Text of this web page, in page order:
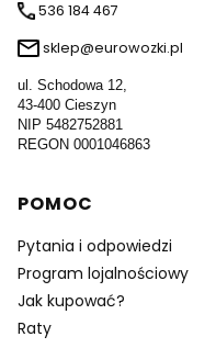
536 184 467
sklep@eurowozki.pl
ul. Schodowa 12,
43-400 Cieszyn
NIP 5482752881
REGON 0001046863
Linki w stopce
POMOC
Pytania i odpowiedzi
Program lojalnościowy
Jak kupować?
Raty